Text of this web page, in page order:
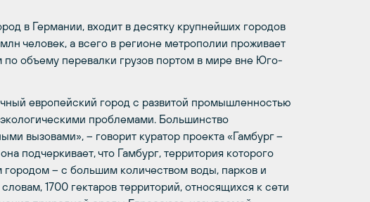
в Германии, входит в десятку крупнейших городов
человек, а всего в регионе метрополии проживает
по объему перевалки грузов портом в мире вне Юго-
европейский город с развитой промышленностью
проблемами. Большинство
вызовами», – говорит куратор проекта «Гамбург –
подчеркивает, что Гамбург, территория которого
городом – с большим количеством воды, парков и
1700 гектаров территорий, относящихся к сети